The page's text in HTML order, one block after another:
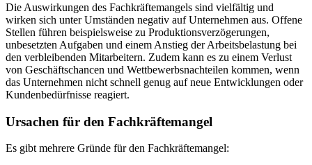
Die Auswirkungen des Fachkräftemangels sind vielfältig und
wirken sich unter Umständen negativ auf Unternehmen aus. Offene
Stellen führen beispielsweise zu Produktionsverzögerungen,
unbesetzten Aufgaben und einem Anstieg der Arbeitsbelastung bei
den verbleibenden Mitarbeitern. Zudem kann es zu einem Verlust
von Geschäftschancen und Wettbewerbsnachteilen kommen, wenn
das Unternehmen nicht schnell genug auf neue Entwicklungen oder
Kundenbedürfnisse reagiert.
Ursachen für den Fachkräftemangel
Es gibt mehrere Gründe für den Fachkräftemangel: